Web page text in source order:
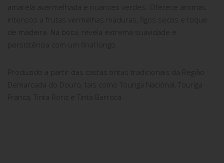
amarela avermelhada e nuances verdes. Oferece aromas
intensos a frutas vermelhas maduras, figos secos e toque
de madeira. Na boca, revela extrema suavidade e
persistência com um final longo.
Produzido a partir das castas tintas tradicionais da Região
Demarcada do Douro, tais como Touriga Nacional, Touriga
Franca, Tinta Roriz e Tinta Barroca.